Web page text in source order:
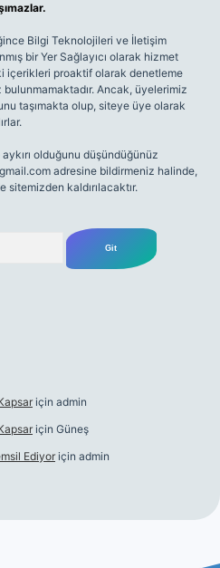
Bilgi Teknolojileri ve İletişim
bir Yer Sağlayıcı olarak hizmet
içerikleri proaktif olarak denetleme
Ancak, üyelerimiz
taşımakta olup, siteye üye olarak
olduğunu düşündüğünüz
adresine bildirmeniz halinde,
kaldırılacaktır.
için admin
için Güneş
Ediyoriçin admin